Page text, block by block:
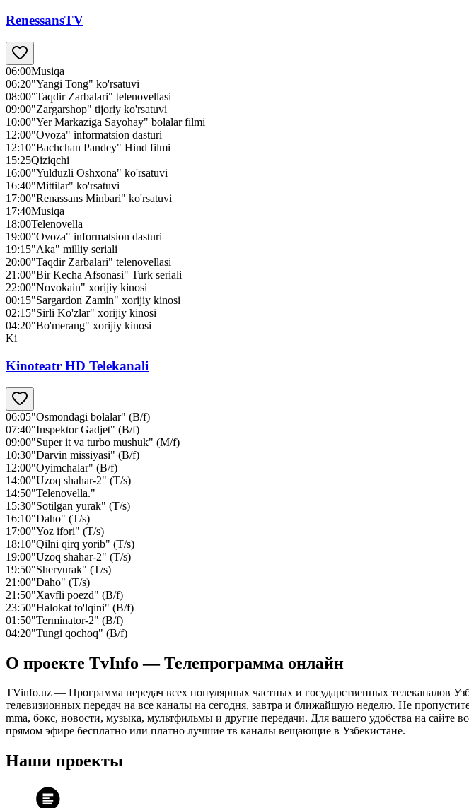
RenessansTV
06:00Musiqa
06:20"Yangi Tong" ko'rsatuvi
08:00"Taqdir Zarbalari" telenovellasi
09:00"Zargarshop" tijoriy ko'rsatuvi
10:00"Yer Markaziga Sayohay" bolalar filmi
12:00"Ovoza" informatsion dasturi
12:10"Bachchan Pandey" Hind filmi
15:25Qiziqchi
16:00"Yulduzli Oshxona" ko'rsatuvi
16:40"Mittilar" ko'rsatuvi
17:00"Renassans Minbari" ko'rsatuvi
17:40Musiqa
18:00Telenovella
19:00"Ovoza" informatsion dasturi
19:15"Aka" milliy seriali
20:00"Taqdir Zarbalari" telenovellasi
21:00"Bir Kecha Afsonasi" Turk seriali
22:00"Novokain" xorijiy kinosi
00:15"Sargardon Zamin" xorijiy kinosi
02:15"Sirli Ko'zlar" xorijiy kinosi
04:20"Bo'merang" xorijiy kinosi
Ki
Kinoteatr HD Telekanali
06:05"Osmondagi bolalar" (B/f)
07:40"Inspektor Gadjet" (B/f)
09:00"Super it va turbo mushuk" (M/f)
10:30"Darvin missiyasi" (B/f)
12:00"Oyimchalar" (B/f)
14:00"Uzoq shahar-2" (T/s)
14:50"Telenovella."
15:30"Sotilgan yurak" (T/s)
16:10"Daho" (T/s)
17:00"Yoz ifori" (T/s)
18:10"Qilni qirq yorib" (T/s)
19:00"Uzoq shahar-2" (T/s)
19:50"Sheryurak" (T/s)
21:00"Daho" (T/s)
21:50"Xavfli poezd" (B/f)
23:50"Halokat to'lqini" (B/f)
01:50"Terminator-2" (B/f)
04:20"Tungi qochoq" (B/f)
О проекте TvInfo — Телепрограмма онлайн
TVinfo.uz — Программа передач всех популярных частных и государственных телеканалов
телевизионных передач на все каналы на сегодня, завтра и ближайшую неделю. Не
mma, бокс, новости, музыка, мультфильмы и другие передачи. Для вашего удобства на сайте
прямом эфире бесплатно или платно лучшие тв каналы вещающие в Узбекистане.
Наши проекты